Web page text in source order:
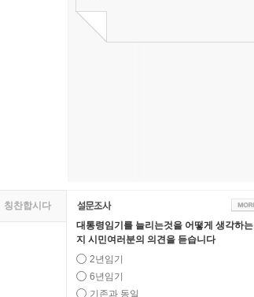
칭찬합시다
대통령임기를 늘리는것을 어떻게 생각하는
지 시민여러분의 의견을 듣습니다
2년임기
6년임기
기존과 동일